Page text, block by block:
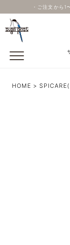
・ご注文から
HOME